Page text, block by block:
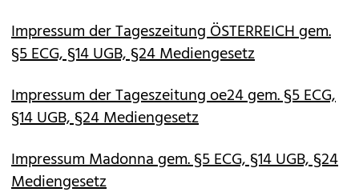
Impressum der Tageszeitung ÖSTERREICH gem.
§5 ECG, §14 UGB, §24 Mediengesetz
Impressum der Tageszeitung oe24 gem. §5 ECG,
§14 UGB, §24 Mediengesetz
Impressum Madonna gem. §5 ECG, §14 UGB, §24
Mediengesetz